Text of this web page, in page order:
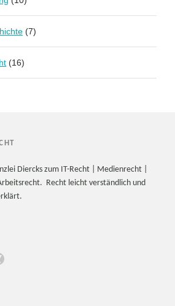
(7)
(16)
Diercks zum IT-Recht | Medienrecht |
Recht leicht verständlich und